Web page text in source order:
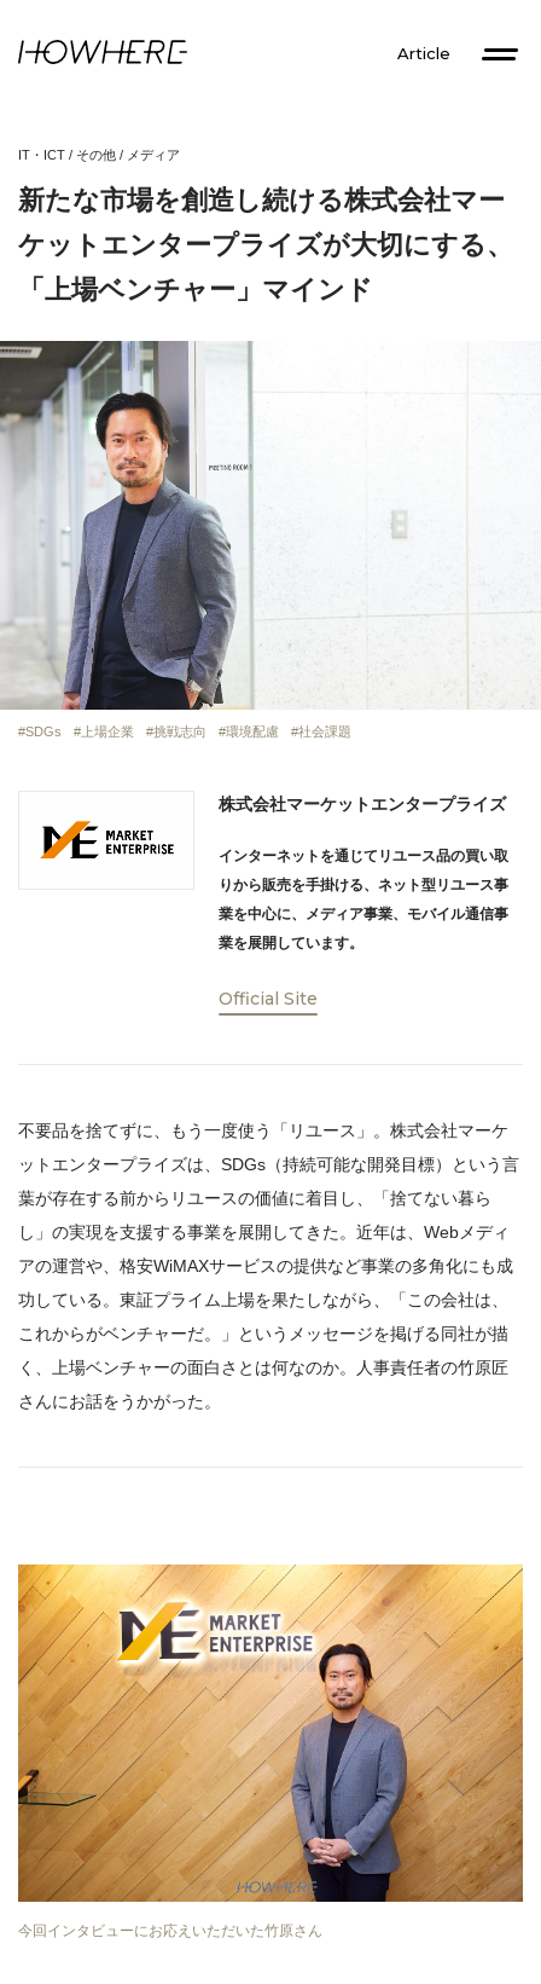
Article
IT・ICT / その他 / メディア
新たな市場を創造し続ける株式会社マー
ケットエンタープライズが大切にする、
「上場ベンチャー」マインド
SDGs 上場企業 挑戦志向 環境配慮 社会課題
株式会社マーケットエンタープライズ
インターネットを通じてリユース品の買い取
りから販売を手掛ける、ネット型リユース事
業を中心に、メディア事業、モバイル通信事
業を展開しています。
Official Site
不要品を捨てずに、もう一度使う「リユース」。株式会社マーケ
ットエンタープライズは、SDGs（持続可能な開発目標）という言
葉が存在する前からリユースの価値に着目し、「捨てない暮ら
し」の実現を支援する事業を展開してきた。近年は、Webメディ
アの運営や、格安WiMAXサービスの提供など事業の多角化にも成
功している。東証プライム上場を果たしながら、「この会社は、
これからがベンチャーだ。」というメッセージを掲げる同社が描
く、上場ベンチャーの面白さとは何なのか。人事責任者の竹原匠
さんにお話をうかがった。
今回インタビューにお応えいただいた竹原さん